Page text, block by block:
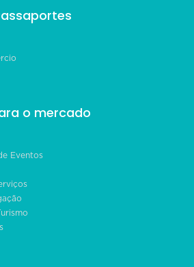
o mercado
Eventos